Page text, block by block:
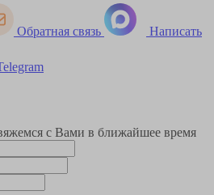
Обратная связь Написать
с Вами в ближайшее время